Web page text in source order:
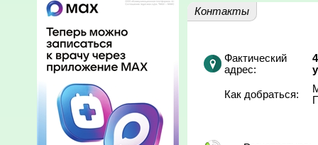
Контакты
Фактический
адрес:
Как добраться: